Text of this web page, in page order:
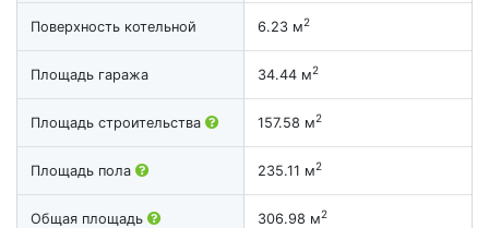
Поверхность котельной 6.23 м2
Площадь гаража 34.44 м2
Площадь строительства 157.58 м2
Площадь пола 235.11 м2
Общая площадь 306.98 м2